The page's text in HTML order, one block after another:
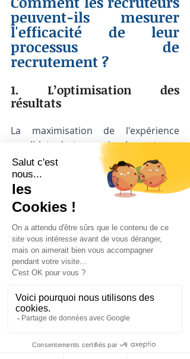
peuvent-ils mesurer
l'efficacité de leur
processus de
recrutement ?
1. L’optimisation des
résultats
La maximisation de l'expérience
candidat n'est pas simplement une
notion intuitive ; elle peut être
quantifiée et perfectionnée de
manière méthodique. Dans cette
perspective, les ressources humaines
se trouvent à la croisée des chemins,
devant choisir judicieusement les
métriques qui offriront une
évaluation précise de l'efficacité de
leur approche. Des taux de
candidats, un éventail de données se
dévoile comme un trésor d'insights
compréhension profonde et une